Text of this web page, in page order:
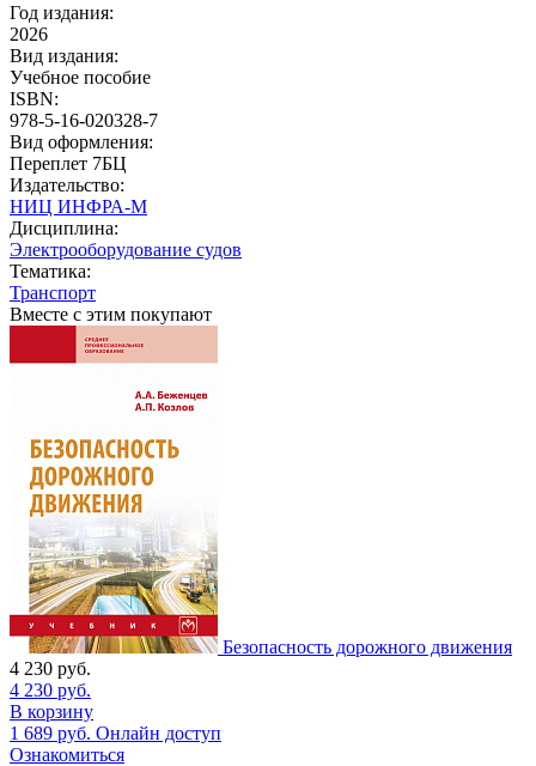
Год издания:
2026
Вид издания:
Учебное пособие
ISBN:
978-5-16-020328-7
Вид оформления:
Переплет 7БЦ
Издательство:
НИЦ ИНФРА-М
Дисциплина:
Электрооборудование судов
Тематика:
Транспорт
Вместе с этим покупают
Безопасность дорожного движения
4 230 руб.
4 230 руб.
В корзину
1 689 руб. Онлайн доступ
Ознакомиться